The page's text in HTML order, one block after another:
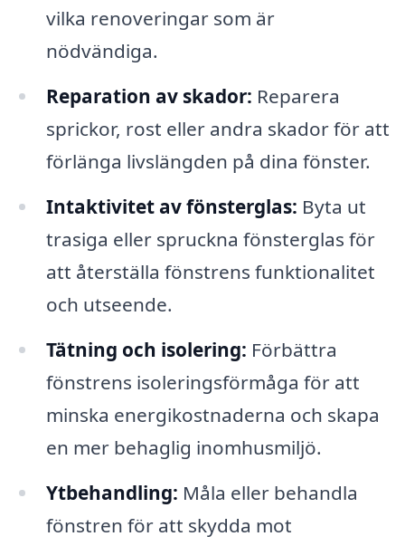
vilka renoveringar som är
nödvändiga.
Reparation av skador: Reparera
sprickor, rost eller andra skador för att
förlänga livslängden på dina fönster.
Intaktivitet av fönsterglas: Byta ut
trasiga eller spruckna fönsterglas för
att återställa fönstrens funktionalitet
och utseende.
Tätning och isolering: Förbättra
fönstrens isoleringsförmåga för att
minska energikostnaderna och skapa
en mer behaglig inomhusmiljö.
Ytbehandling: Måla eller behandla
fönstren för att skydda mot